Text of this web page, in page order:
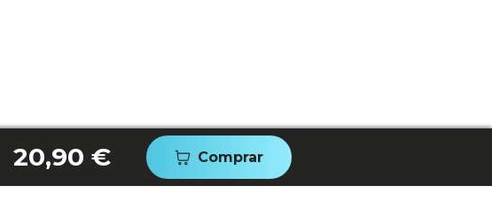
20,90 € Comprar